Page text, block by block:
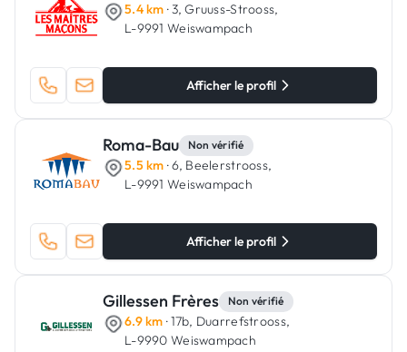
5.4 km · 3, Gruuss-Strooss,
L-9991 Weiswampach
Afficher le profil
Roma-Bau Non vérifié
5.5 km · 6, Beelerstrooss,
L-9991 Weiswampach
Afficher le profil
Gillessen Frères Non vérifié
6.9 km · 17b, Duarrefstrooss,
L-9990 Weiswampach